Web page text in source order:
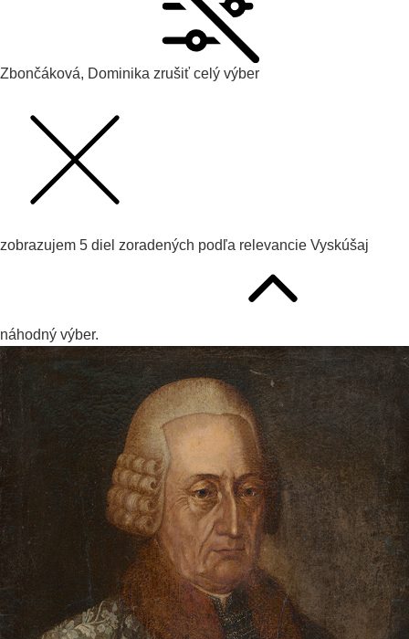
Zbončáková, Dominika zrušiť celý výber
zobrazujem 5 diel zoradených podľa relevancie Vyskúšaj
náhodný výber.